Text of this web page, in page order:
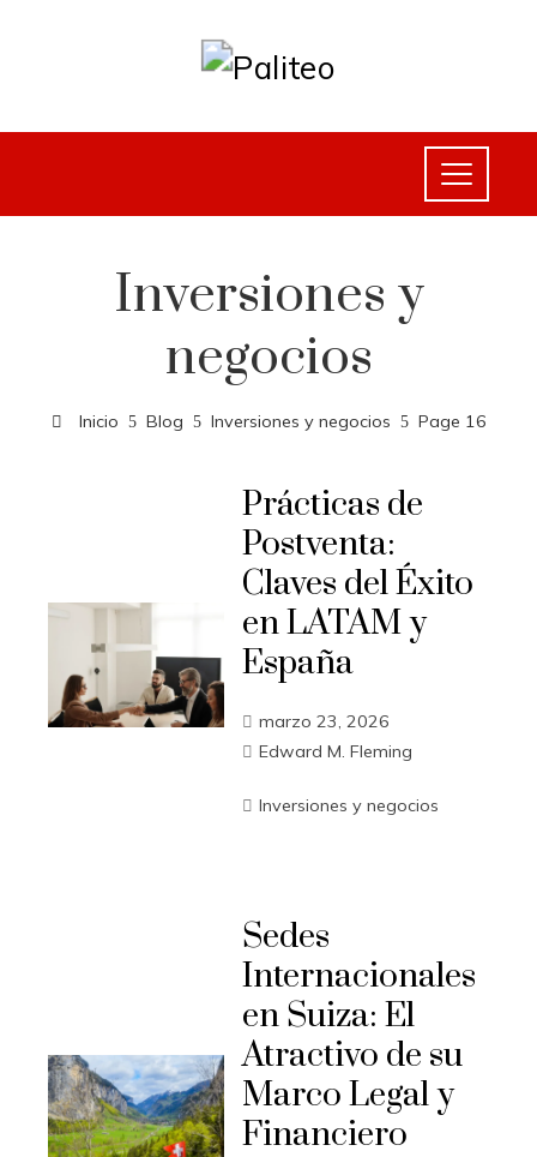
Inversiones y
negocios
Inicio Blog Inversiones y negocios Page 16
Prácticas de
Postventa:
Claves del Éxito
en LATAM y
España
marzo 23, 2026
Edward M. Fleming
Inversiones y negocios
Sedes
Internacionales
en Suiza: El
Atractivo de su
Marco Legal y
Financiero